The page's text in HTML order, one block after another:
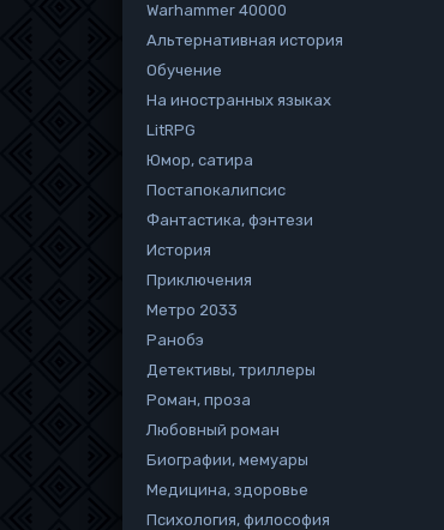
Warhammer 40000
Альтернативная история
Обучение
На иностранных языках
LitRPG
Юмор, сатира
Постапокалипсис
Фантастика, фэнтези
История
Приключения
Метро 2033
Ранобэ
Детективы, триллеры
Роман, проза
Любовный роман
Биографии, мемуары
Медицина, здоровье
Психология, философия